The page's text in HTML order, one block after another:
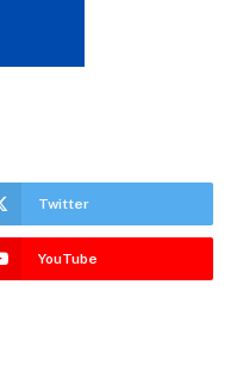
Twitter
YouTube